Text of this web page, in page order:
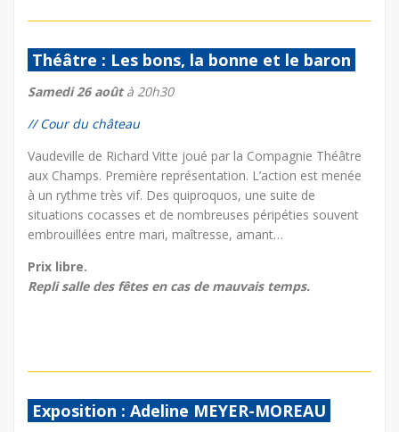
Théâtre : Les bons, la bonne et le baron
Samedi 26 aoûtà 20h30
// Cour du château
Vaudeville de Richard Vitte joué par la Compagnie Théâtre
aux Champs. Première représentation. L’action est menée
à un rythme très vif. Des quiproquos, une suite de
situations cocasses et de nombreuses péripéties souvent
embrouillées entre mari, maîtresse, amant…
Prix libre.
Repli salle des fêtes en cas de mauvais temps.
Exposition : Adeline MEYER-MOREAU